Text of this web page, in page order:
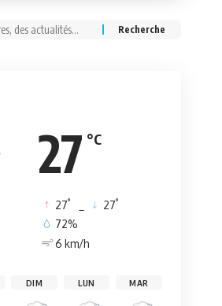
27 °C
27° 27°
72%
6 km/h
DIM LUN MAR